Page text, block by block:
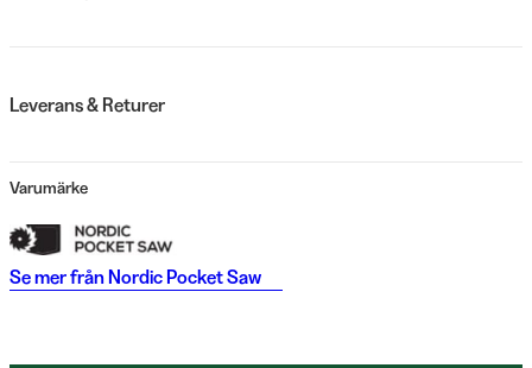
Leverans & Returer
Varumärke
Se mer från Nordic Pocket Saw